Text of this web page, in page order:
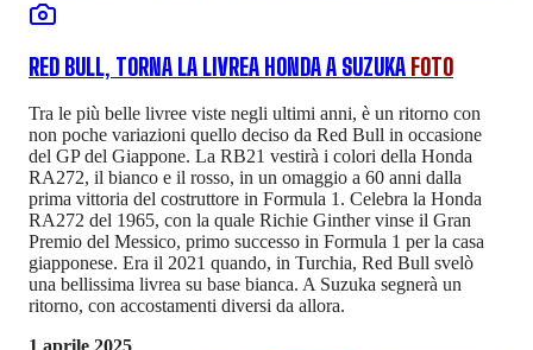
RED BULL, TORNA LA LIVREA HONDA A SUZUKA FOTO
Tra le più belle livree viste negli ultimi anni, è un ritorno con
non poche variazioni quello deciso da Red Bull in occasione
del GP del Giappone. La RB21 vestirà i colori della Honda
RA272, il bianco e il rosso, in un omaggio a 60 anni dalla
prima vittoria del costruttore in Formula 1. Celebra la Honda
RA272 del 1965, con la quale Richie Ginther vinse il Gran
Premio del Messico, primo successo in Formula 1 per la casa
giapponese. Era il 2021 quando, in Turchia, Red Bull svelò
una bellissima livrea su base bianca. A Suzuka segnerà un
ritorno, con accostamenti diversi da allora.
1 aprile 2025